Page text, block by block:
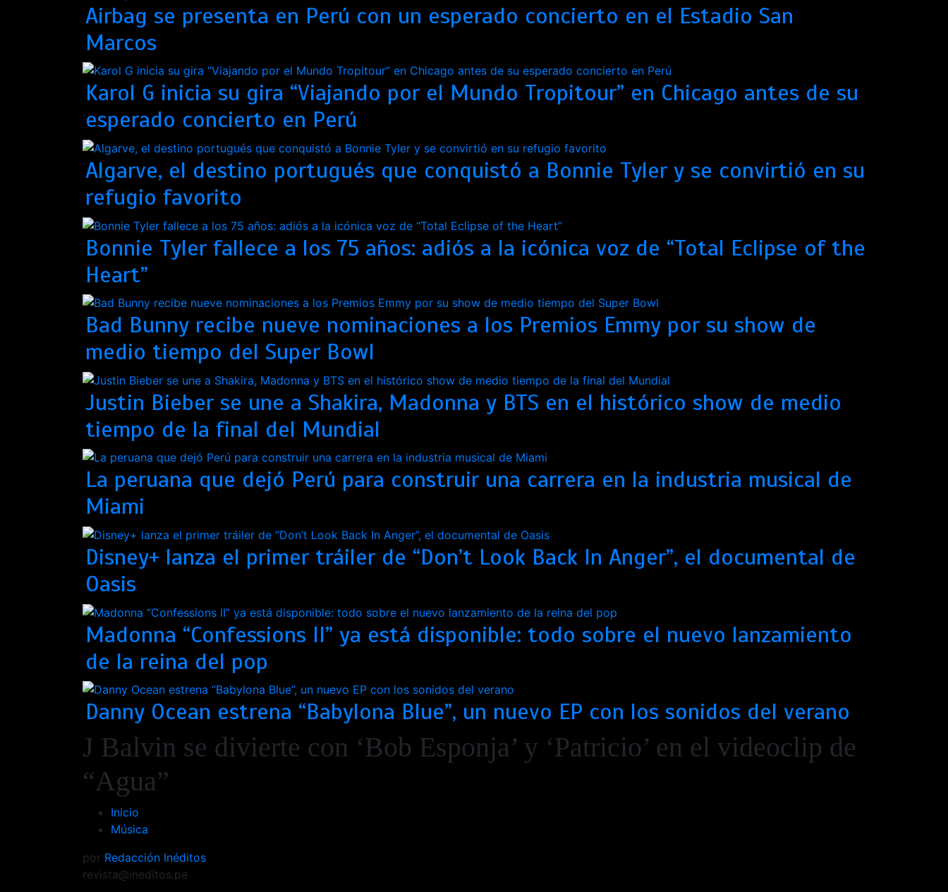
Airbag se presenta en Perú con un esperado concierto en el Estadio San
Marcos
Karol G inicia su gira “Viajando por el Mundo Tropitour” en Chicago antes de su
esperado concierto en Perú
Algarve, el destino portugués que conquistó a Bonnie Tyler y se convirtió en su
refugio favorito
Bonnie Tyler fallece a los 75 años: adiós a la icónica voz de “Total Eclipse of the
Heart”
Bad Bunny recibe nueve nominaciones a los Premios Emmy por su show de
medio tiempo del Super Bowl
Justin Bieber se une a Shakira, Madonna y BTS en el histórico show de medio
tiempo de la final del Mundial
La peruana que dejó Perú para construir una carrera en la industria musical de
Miami
Disney+ lanza el primer tráiler de “Don’t Look Back In Anger”, el documental de
Oasis
Madonna “Confessions II” ya está disponible: todo sobre el nuevo lanzamiento
de la reina del pop
Danny Ocean estrena “Babylona Blue”, un nuevo EP con los sonidos del verano
J Balvin se divierte con ‘Bob Esponja’ y ‘Patricio’ en el videoclip de
“Agua”
Inicio
Música
por Redacción Inéditos
revista@ineditos.pe